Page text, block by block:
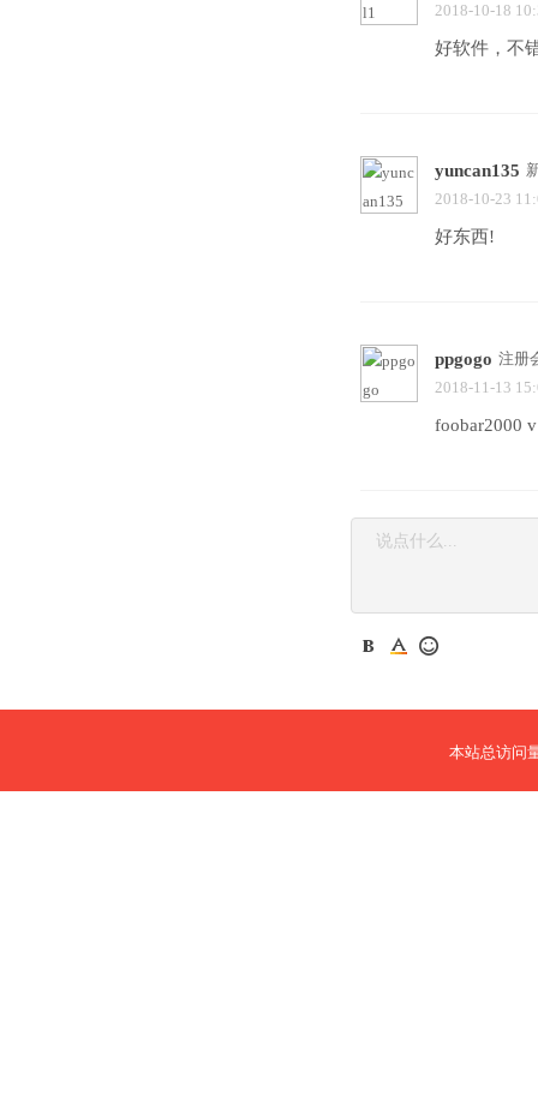
2018-10-18
好软件，不
yuncan135
2018-10-23
好东西!
ppgogo 注册
2018-11-13
foobar2000
本站总访问